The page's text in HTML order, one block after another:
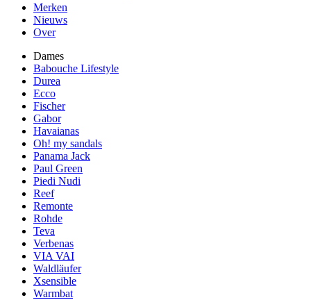
Merken
Nieuws
Over
Dames
Babouche Lifestyle
Durea
Ecco
Fischer
Gabor
Havaianas
Oh! my sandals
Panama Jack
Paul Green
Piedi Nudi
Reef
Remonte
Rohde
Teva
Verbenas
VIA VAI
Waldläufer
Xsensible
Warmbat